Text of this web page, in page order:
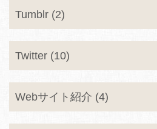
Tumblr (2)
Twitter (10)
Webサイト紹介 (4)